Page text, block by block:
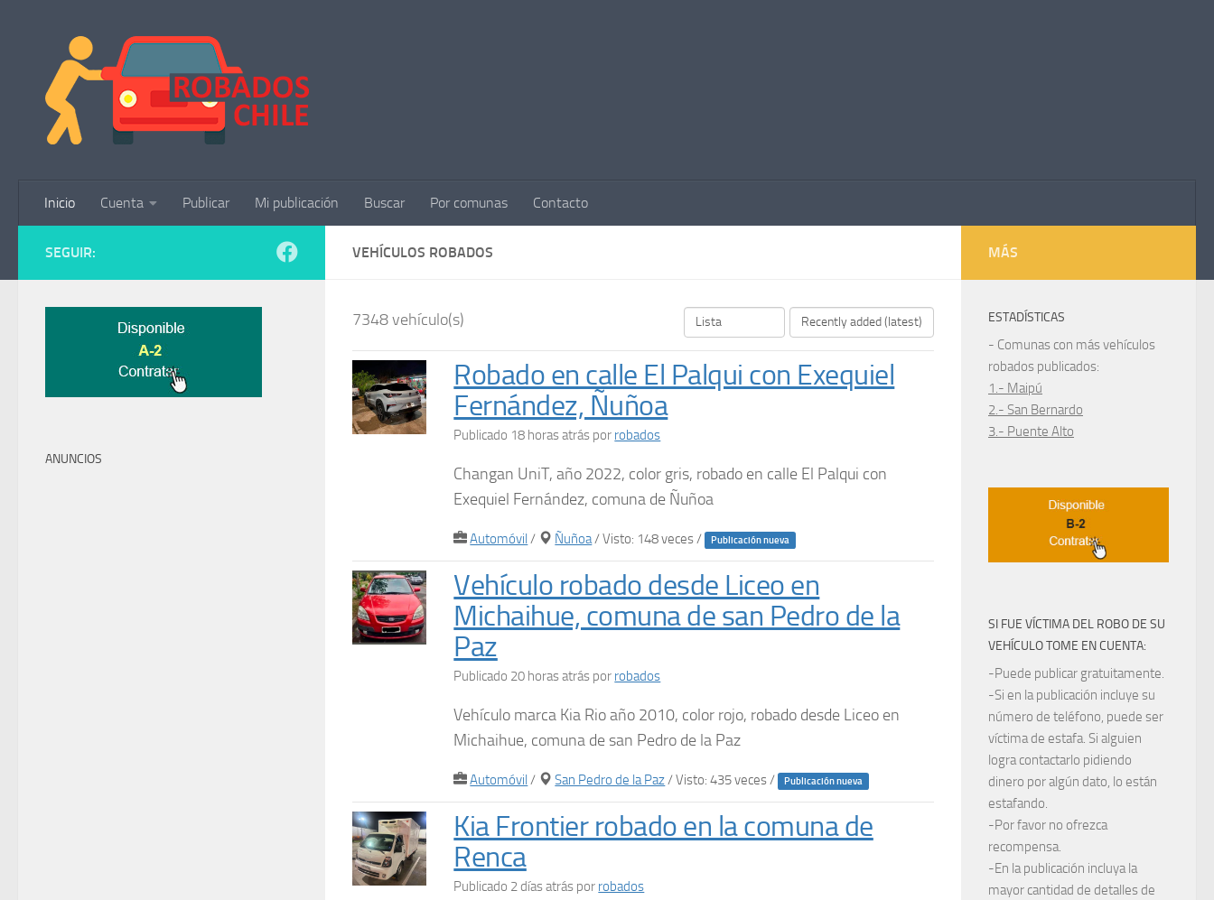
Inicio Cuenta Publicar Mi publicación Buscar Por comunas Contacto
VEHÍCULOS ROBADOS
7348 vehículo(s)
Robado en calle El Palqui con Exequiel
Fernández, Ñuñoa
Publicado 18 horas atrás por robados
Changan UniT, año 2022, color gris, robado en calle El Palqui con
Exequiel Fernández, comuna de Ñuñoa
Automóvil / Ñuñoa/ Visto: 148 veces / Publicación nueva
Vehículo robado desde Liceo en
Michaihue, comuna de san Pedro de la
Paz
Publicado 20 horas atrás por robados
Vehículo marca Kia Rio año 2010, color rojo, robado desde Liceo en
Michaihue, comuna de san Pedro de la Paz
Automóvil / San Pedro de la Paz/ Visto: 435 veces / Publicación nueva
Kia Frontier robado en la comuna de
Renca
Publicado 2 días atrás por robados
SEGUIR:
ANUNCIOS
MÁS
ESTADÍSTICAS
- Comunas con más vehículos
robados publicados:
1.- Maipú
2.- San Bernardo
3.- Puente Alto
SI FUE VÍCTIMA DEL ROBO DE SU
VEHÍCULO TOME EN CUENTA:
-Puede publicar gratuitamente.
-Si en la publicación incluye su
número de teléfono, puede ser
víctima de estafa. Si alguien
logra contactarlo pidiendo
dinero por algún dato, lo están
estafando.
-Por favor no ofrezca
recompensa.
-En la publicación incluya la
mayor cantidad de detalles de